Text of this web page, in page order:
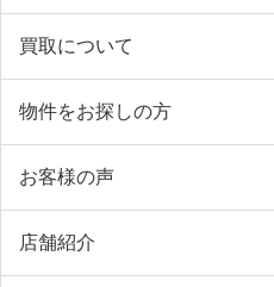
買取について
物件をお探しの方
お客様の声
店舗紹介